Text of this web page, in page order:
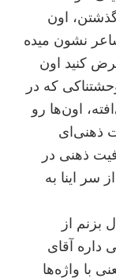
اون
نشون میده
کنید اون
که در
اون‌ها رو
ذهنی‌ای
ذهنی در
سر اینا به
بزنم از
داره آقای
با واژه‌ها